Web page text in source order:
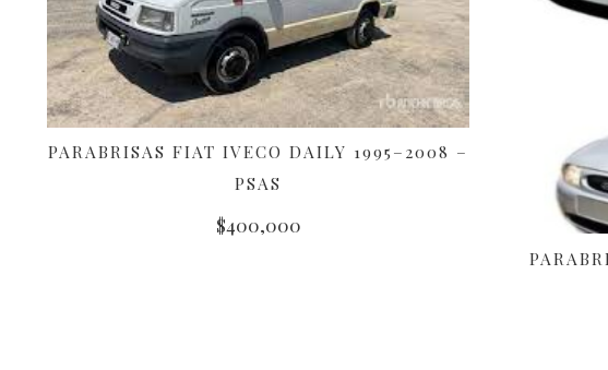
AÑADIR AL CARRITO
PARABRISAS FIAT IVECO DAILY 1995–2008 –
PSAS
$400,000